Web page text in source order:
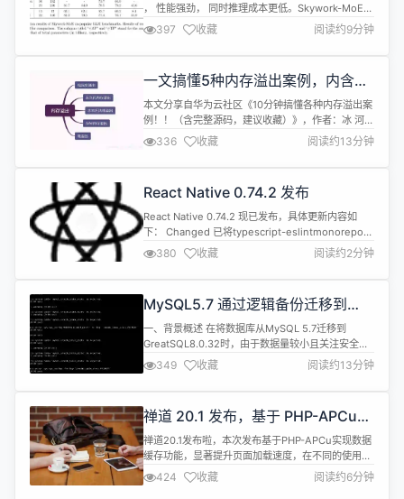
， 性能强劲， 同时推理成本更低。Skywork-MoE
基于之前昆仑万维开源的 Skywork-13B 模型中间
checkpoint 扩展而来， 是首个完整将 MoE
Upcycling 技术应用并落地的开源千亿 MoE大模
亿 MoE大模型。...
397 收藏 阅读约9分钟
一文搞懂5种内存溢出案例，内含完
整源码
本文分享自华为云社区《10分钟搞懂各种内存溢出案
例！！（含完整源码，建议收藏）》，作者：冰 河。
作为程序员，多多少少都会遇到一些内存溢出的场
景，如果你还没遇到，说明你工作的年限可能比较
短，或者你根本就是个假程序员！哈哈，开个玩笑。
存溢出案例，希望大家在日常工作中，尽量避免写这
些low水平的代码。 我们先来看...
336 收藏 阅读约13分钟
React Native 0.74.2 发布
React Native 0.74.2 现已发布，具体更新内容如
下： Changed 已将typescript-eslintmonorepo
更新至v7（91d725136e） 升级 CLI 至
13.6.8（335f6ed833） Fixed 当 CLI 使用缓存的
npx版本时，仅在init命令中发出警告
380 收藏 阅读约2分钟
MySQL5.7 通过逻辑备份迁移到
GreatSQL注意事项
一、背景概述 在将数据库从MySQL 5.7迁移到
GreatSQL8.0.32时，由于数据量较小且关注安全
性，决定使用mysqldump执行逻辑备份，并将数据
导入GreatSQL。但在备份时采用了备份全库(--all-
databases)的方式，在导入GreatSQL后，修改用户
了mysql系统库，而MyS...
349 收藏 阅读约13分钟
禅道 20.1 发布，基于 PHP-APCu
实现数据缓存，优化 DevOps 交互
禅道20.1发布啦，本次发布基于PHP-APCu实现数据
缓存功能，显著提升页面加载速度，在不同的使用场
景下能为系统带来10-50倍的性能提升；优化
DevOps的交互体验，支持快速创建分支，优化合并
424 收藏 阅读约6分钟